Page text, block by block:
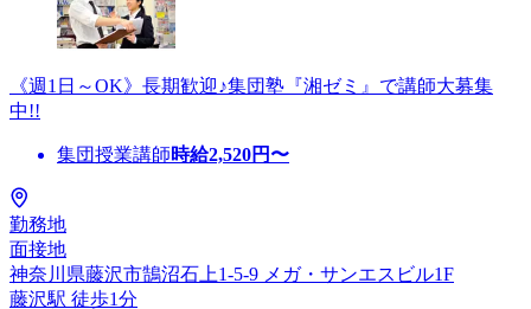
《週1日～OK》長期歓迎♪集団塾『湘ゼミ』で講師大募集
中!!
集団授業講師時給2,520円〜
勤務地
面接地
神奈川県藤沢市鵠沼石上1-5-9 メガ・サンエスビル1F
藤沢駅 徒歩1分